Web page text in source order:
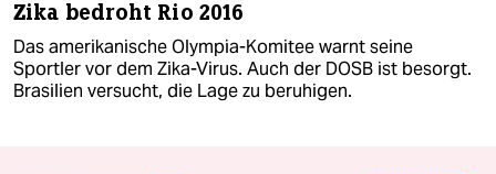
Zika bedroht Rio 2016
Das amerikanische Olympia-Komitee warnt seine
Sportler vor dem Zika-Virus. Auch der DOSB ist besorgt.
Brasilien versucht, die Lage zu beruhigen.